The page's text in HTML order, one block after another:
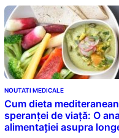
NOUTATI MEDICALE
Cum dieta
speranței de viață: O
alimentației asupra